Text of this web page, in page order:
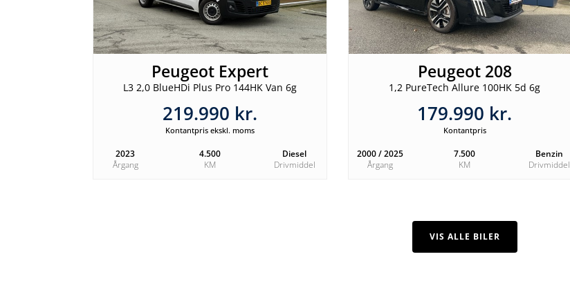
Peugeot Expert
L3 2,0 BlueHDi Plus Pro 144HK Van 6g
219.990 kr.
Kontantpris ekskl. moms
2023
Årgang
4.500
KM
Diesel
Drivmiddel
Peugeot 208
1,2 PureTech Allure 100HK 5d 6g
179.990 kr.
Kontantpris
2000 / 2025
Årgang
7.500
KM
Benzin
Drivmiddel
VIS ALLE BILER